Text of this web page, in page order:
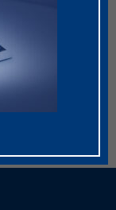
PRAVNA LICA